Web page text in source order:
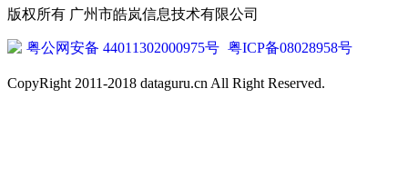
版权所有 广州市皓岚信息技术有限公司
粤公网安备 44011302000975号 粤ICP备08028958号
CopyRight 2011-2018 dataguru.cn All Right Reserved.